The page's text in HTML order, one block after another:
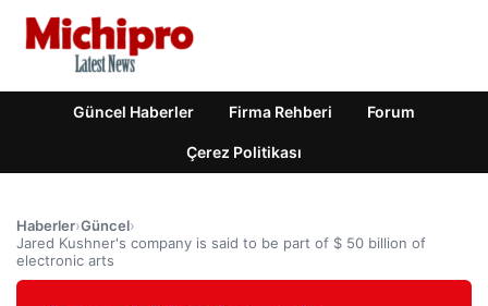
Güncel Haberler Firma Rehberi Forum
Çerez Politikası
Haberler›Güncel›
Jared Kushner's company is said to be part of $ 50 billion of
electronic arts